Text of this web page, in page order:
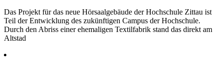
Das Projekt für das neue Hörsaalgebäude der Hochschule Zittau ist
Teil der Entwicklung des zukünftigen Campus der Hochschule.
Durch den Abriss einer ehemaligen Textilfabrik stand das direkt am
Altstad